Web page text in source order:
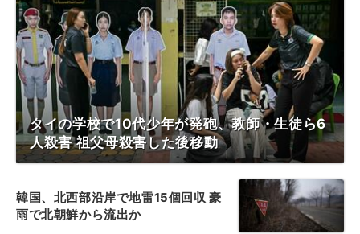
タイの学校で10代少年が発砲、教師・生徒ら6
人殺害 祖父母殺害した後移動
韓国、北西部沿岸で地雷15個回収 豪
雨で北朝鮮から流出か